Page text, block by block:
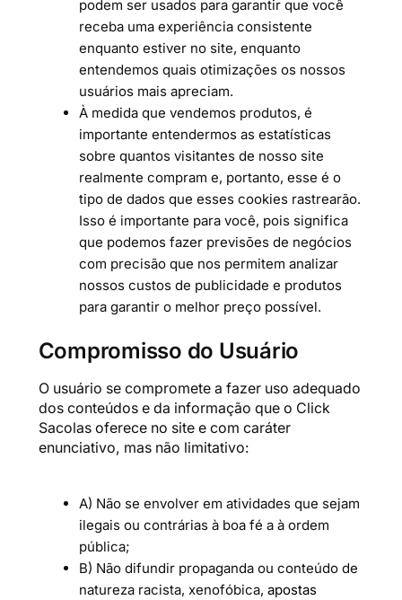
podem ser usados ​​para garantir que você
receba uma experiência consistente
enquanto estiver no site, enquanto
entendemos quais otimizações os nossos
usuários mais apreciam.
À medida que vendemos produtos, é
importante entendermos as estatísticas
sobre quantos visitantes de nosso site
realmente compram e, portanto, esse é o
tipo de dados que esses cookies rastrearão.
Isso é importante para você, pois significa
que podemos fazer previsões de negócios
com precisão que nos permitem analizar
nossos custos de publicidade e produtos
para garantir o melhor preço possível.
Compromisso do Usuário
O usuário se compromete a fazer uso adequado
dos conteúdos e da informação que o Click
Sacolas oferece no site e com caráter
enunciativo, mas não limitativo:
A) Não se envolver em atividades que sejam
ilegais ou contrárias à boa fé a à ordem
pública;
B) Não difundir propaganda ou conteúdo de
natureza racista, xenofóbica, apostas